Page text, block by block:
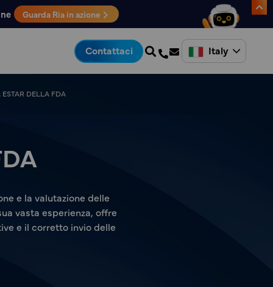
Guarda Ria in azione
Contattaci Italy
DELLA FDA
e la valutazione delle
vasta esperienza, offre
e il corretto invio delle